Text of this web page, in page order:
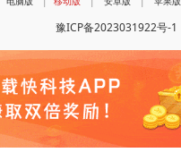
豫ICP备2023031922号-1